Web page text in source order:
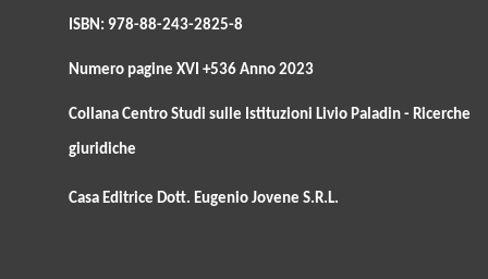
ISBN: 978-88-243-2825-8
Numero pagine XVI +536 Anno 2023
Collana Centro Studi sulle Istituzioni Livio Paladin - Ricerche
giuridiche
Casa Editrice Dott. Eugenio Jovene S.R.L.